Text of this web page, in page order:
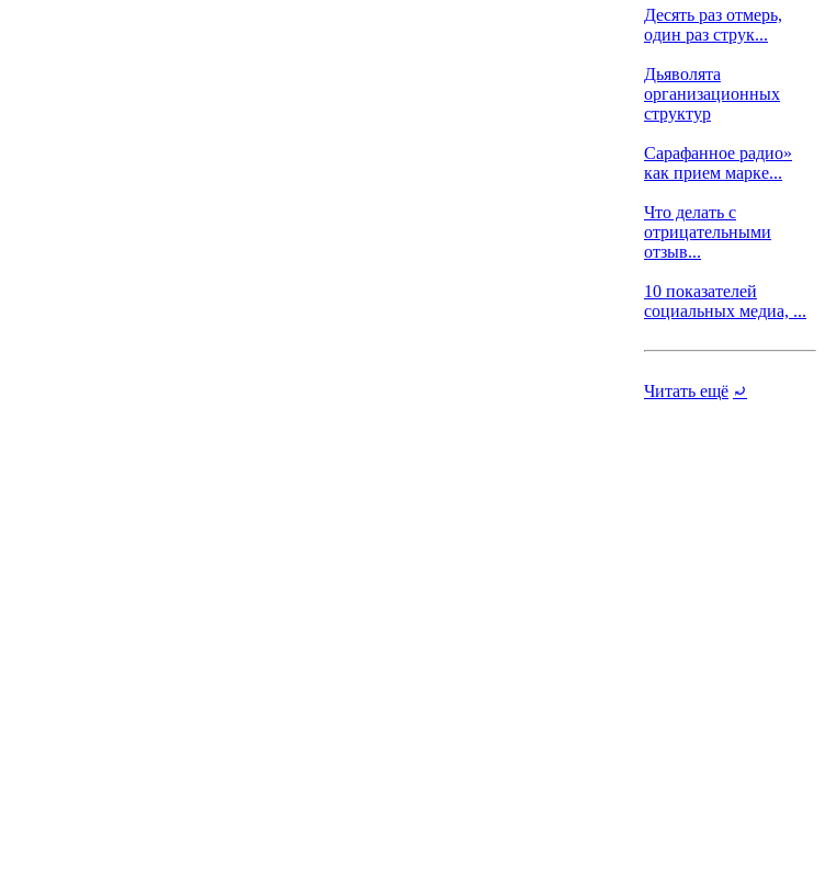
Десять раз отмерь,
один раз струк...
Дьяволята
организационных
структур
Сарафанное радио»
как прием марке...
Что делать с
отрицательными
отзыв...
10 показателей
социальных медиа, ...
Читать ещё ⤾